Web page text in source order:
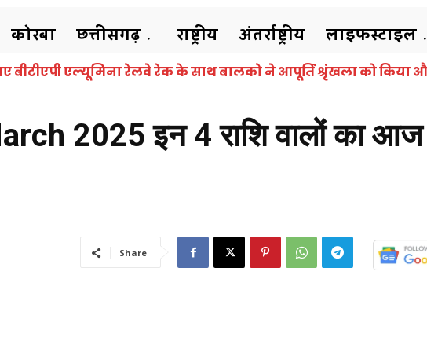
कोरबा छत्तीसगढ़ राष्ट्रीय अंतर्राष्ट्रीय लाइफस्टाइल
समाचार : कांग्रेस के वरिष्ठ नेता सत्येंद्र वासन का निधन, हैदराबाद के
2025 इन 4 राशि वालों का आज
Share